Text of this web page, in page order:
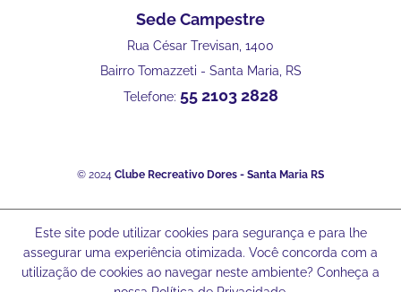
Sede Campestre
Rua César Trevisan, 1400
Bairro Tomazzeti - Santa Maria, RS
Telefone: 55 2103 2828
© 2024 Clube Recreativo Dores - Santa Maria RS
Este site pode utilizar cookies para segurança e para lhe
assegurar uma experiência otimizada. Você concorda com a
utilização de cookies ao navegar neste ambiente? Conheça a